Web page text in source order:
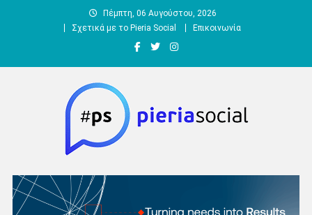
Πέμπτη, 06 Αυγούστου, 2026
Σχετικά με το Pieria Social
Επικοινωνία
Pieria Social